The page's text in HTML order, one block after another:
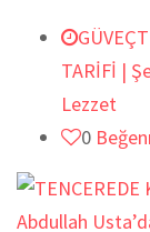
TARİFİ |
Lezzet
0